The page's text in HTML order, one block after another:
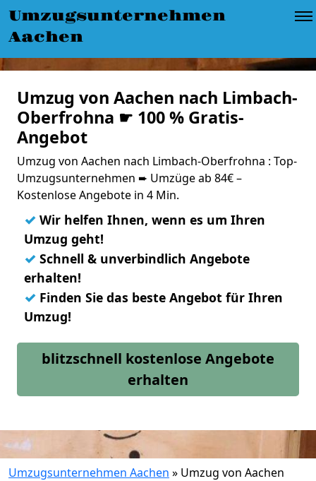
Umzugsunternehmen
Aachen
Umzug von Aachen nach Limbach-
Oberfrohna ☛ 100 % Gratis-
Angebot
Umzug von Aachen nach Limbach-Oberfrohna : Top-
Umzugsunternehmen ➨ Umzüge ab 84€ –
Kostenlose Angebote in 4 Min.
✓ Wir helfen Ihnen, wenn es um Ihren
Umzug geht!
✓ Schnell & unverbindlich Angebote
erhalten!
✓ Finden Sie das beste Angebot für Ihren
Umzug!
blitzschnell kostenlose Angebote
erhalten
Umzugsunternehmen Aachen » Umzug von Aachen